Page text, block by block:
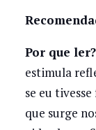
Por que ler?
estimula
se eu
que surge